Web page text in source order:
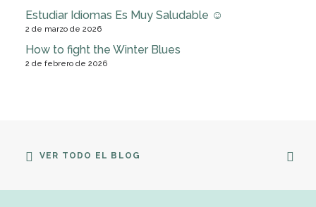
Estudiar Idiomas Es Muy Saludable ☺
2 de marzo de 2026
How to fight the Winter Blues
2 de febrero de 2026
VER TODO EL BLOG